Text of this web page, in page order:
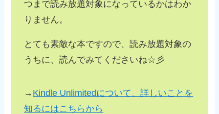
つまで読み放題対象になっているかはわか
りません。
とても素敵な本ですので、読み放題対象の
うちに、読んでみてくださいね☆彡
→ Kindle Unlimitedについて、詳しいことを
知るにはこちらから